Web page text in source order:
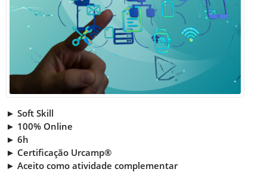
► Soft Skill
► 100% Online
► 6h
► Certificação Urcamp®
► Aceito como atividade complementar